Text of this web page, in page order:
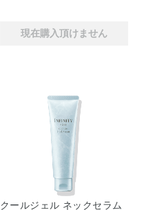
現在購入頂けません
クールジェル ネックセラム